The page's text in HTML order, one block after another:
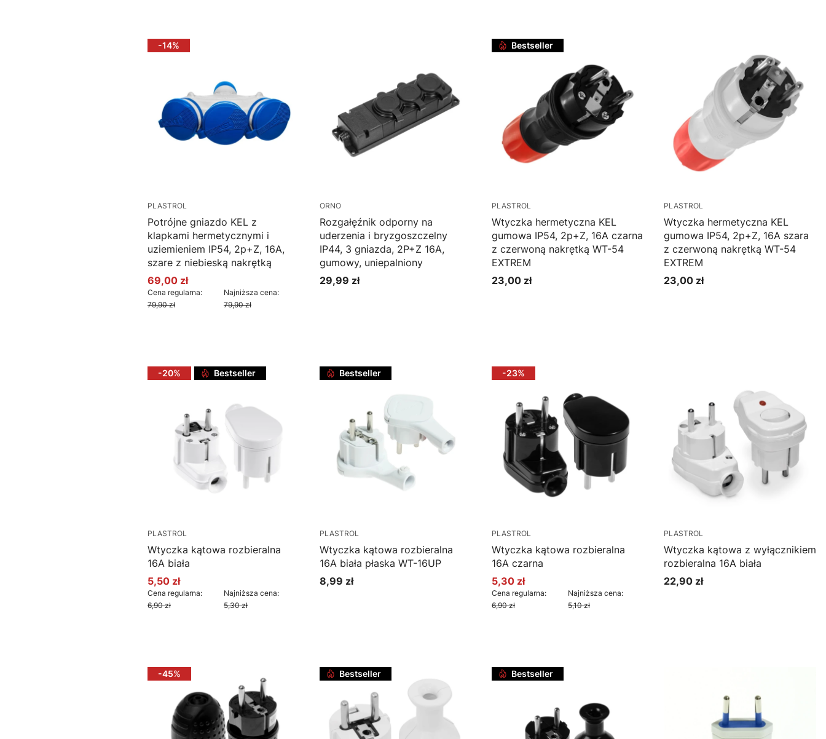
-14%
PLASTROL
Potrójne gniazdo KEL z
klapkami hermetycznymi i
uziemieniem IP54, 2p+Z, 16A,
szare z niebieską nakrętką
Cena promocyjna
69,00 zł
Cena regularna:
79,90 zł
Najniższa cena:
79,90 zł
ORNO
Rozgałęźnik odporny na
uderzenia i bryzgoszczelny
IP44, 3 gniazda, 2P+Z 16A,
gumowy, uniepalniony
Cena
29,99 zł
Bestseller
PLASTROL
Wtyczka hermetyczna KEL
gumowa IP54, 2p+Z, 16A czarna
z czerwoną nakrętką WT-54
EXTREM
Cena
23,00 zł
PLASTROL
Wtyczka hermetyczna KEL
gumowa IP54, 2p+Z, 16A szara
z czerwoną nakrętką WT-54
EXTREM
Cena
23,00 zł
-20% Bestseller
PLASTROL
Wtyczka kątowa rozbieralna
16A biała
Cena promocyjna
5,50 zł
Cena regularna:
6,90 zł
Najniższa cena:
5,30 zł
Bestseller
PLASTROL
Wtyczka kątowa rozbieralna
16A biała płaska WT-16UP
Cena
8,99 zł
-23%
PLASTROL
Wtyczka kątowa rozbieralna
16A czarna
Cena promocyjna
5,30 zł
Cena regularna:
6,90 zł
Najniższa cena:
5,10 zł
PLASTROL
Wtyczka kątowa z wyłącznikiem
rozbieralna 16A biała
Cena
22,90 zł
-45% Bestseller Bestseller